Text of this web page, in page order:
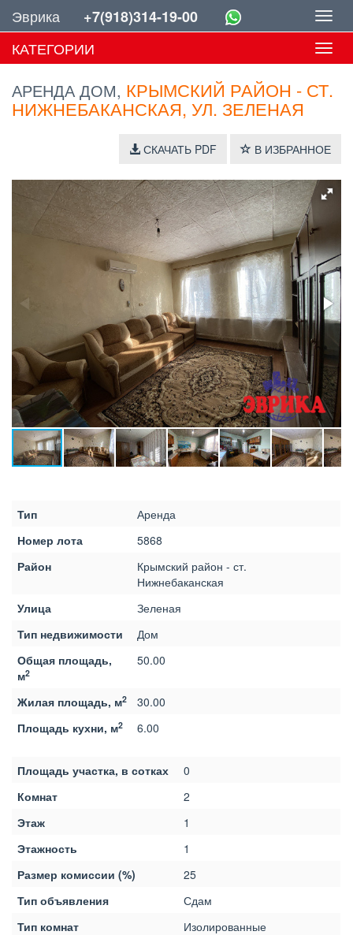
Эврика +7(918)314-19-00
КАТЕГОРИИ
АРЕНДА ДОМ, КРЫМСКИЙ РАЙОН - СТ.
НИЖНЕБАКАНСКАЯ, УЛ. ЗЕЛЕНАЯ
СКАЧАТЬ PDF В ИЗБРАННОЕ
Тип
Аренда
Номер лота
5868
Район
Крымский район - ст.
Нижнебаканская
Улица
Зеленая
Тип недвижимости
Дом
Общая площадь,
м2
50.00
Жилая площадь, м2
30.00
Площадь кухни, м2 6.00
Площадь участка, в сотках
0
Комнат
2
Этаж
1
Этажность
1
Размер комиссии (%)
25
Тип объявления
Сдам
Тип комнат
Изолированные